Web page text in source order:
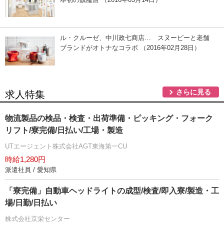
ル・クルーゼ、中川政七商店… スヌーピーと老舗
ブランドがオトナなコラボ （2016年02月28日）
求人特集 さらに見る
物流製品の検品・検査・出荷準備・ピッキング・フォーク
リフト/寮完備/日払い/工場・製造
UTエージェント株式会社AGT東海第一CU
時給1,280円
派遣社員 / 愛知県
「寮完備」自動車ヘッドライトの成型/検査/即入寮/製造・工
場/日勤/日払い
株式会社京栄センター